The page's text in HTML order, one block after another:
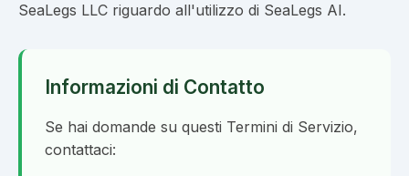
SeaLegs LLC riguardo all'utilizzo di SeaLegs AI.
Informazioni di Contatto
Se hai domande su questi Termini di Servizio,
contattaci: